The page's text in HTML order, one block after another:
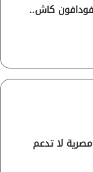
فودافون كاش..
لا تدعم